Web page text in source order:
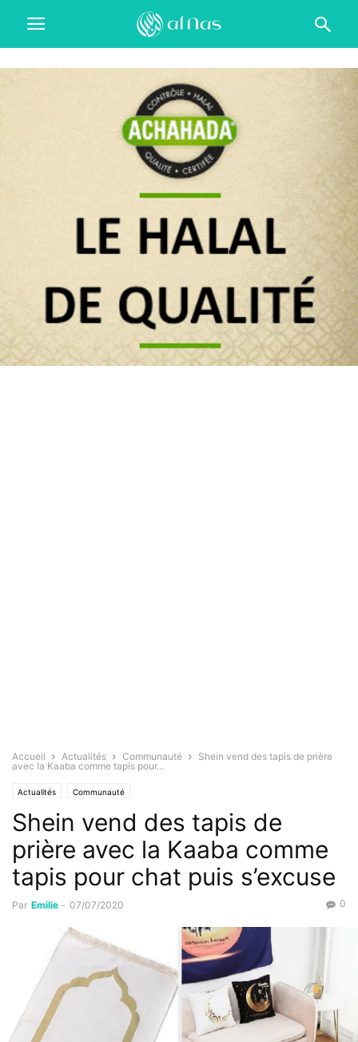
Accueil Actualités Communauté
Shein vend des tapis de prière
avec la Kaaba comme tapis pour...
Actualités Communauté
Shein vend des tapis de
prière avec la Kaaba comme
tapis pour chat puis s’excuse
Par Emilie - 07/07/2020 0